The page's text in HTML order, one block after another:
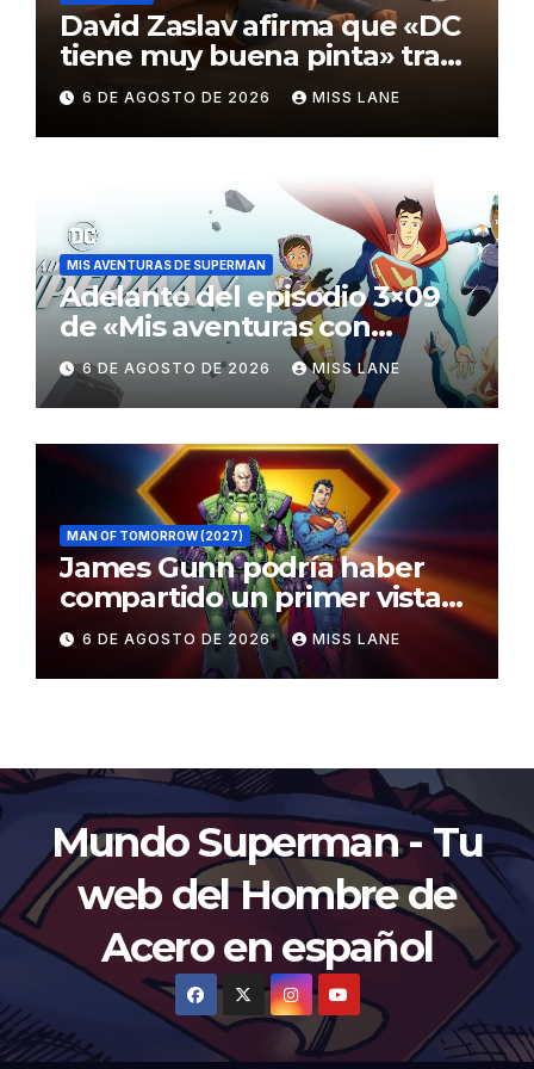
David Zaslav afirma que «DC
tiene muy buena pinta» tras
el fracaso de «Supergirl»
6 DE AGOSTO DE 2026 MISS LANE
MIS AVENTURAS DE SUPERMAN
Adelanto del episodio 3×09
de «Mis aventuras con
Superman»
6 DE AGOSTO DE 2026 MISS LANE
MAN OF TOMORROW (2027)
James Gunn podría haber
compartido un primer vistazo
al traje de Brainiac
6 DE AGOSTO DE 2026 MISS LANE
Mundo Superman - Tu
web del Hombre de
Acero en español